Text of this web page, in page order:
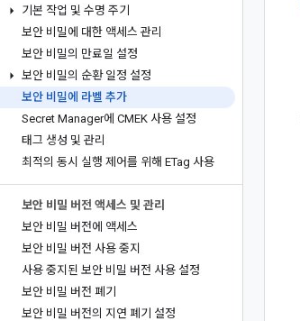
기본 작업 및 수명 주기
보안 비밀에 대한 액세스 관리
보안 비밀의 만료일 설정
보안 비밀의 순환 일정 설정
보안 비밀에 라벨 추가
Secret Manager에 CMEK 사용 설정
태그 생성 및 관리
최적의 동시 실행 제어를 위해 ETag 사용
보안 비밀 버전 액세스 및 관리
보안 비밀 버전에 액세스
보안 비밀 버전 사용 중지
사용 중지된 보안 비밀 버전 사용 설정
보안 비밀 버전 폐기
보안 비밀 버전의 지연 폐기 설정